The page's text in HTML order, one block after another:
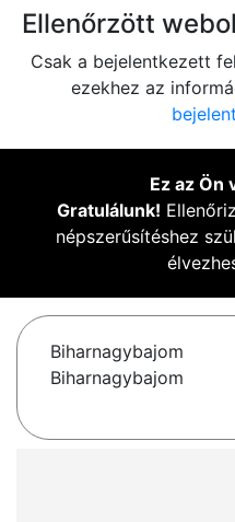
Ellenőrzött
Csak a bejelentkezett
ezekhez az
Ez az Ön
Gratulálunk!
népszerűsítéshez
Biharnagybajom
Biharnagybajom